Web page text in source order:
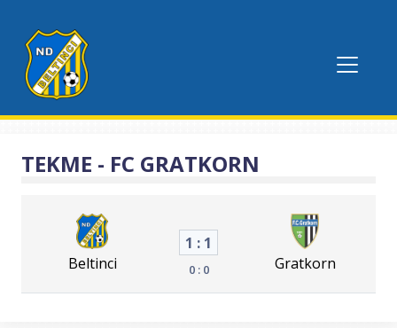
TEKME - FC GRATKORN
Beltinci
1 : 1
0 : 0 Gratkorn